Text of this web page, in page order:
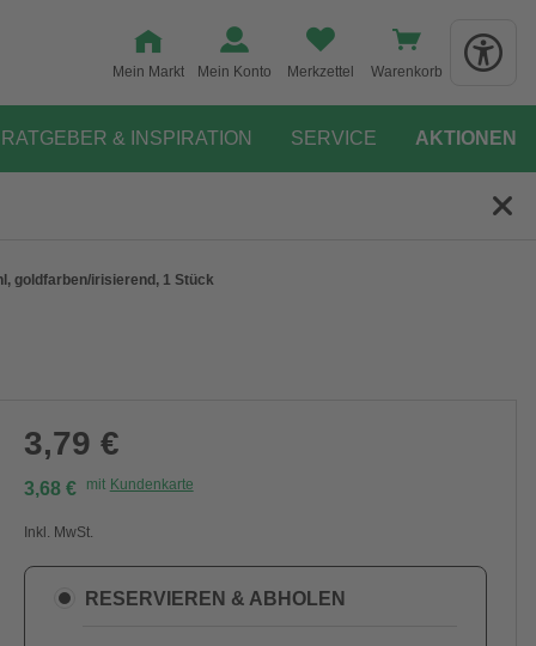
Mein Markt Mein Konto Merkzettel Warenkorb
RATGEBER & INSPIRATION SERVICE AKTIONEN
goldfarben/irisierend, 1 Stück
3,79 €
3,68 € mit Kundenkarte
Inkl. MwSt.
RESERVIEREN & ABHOLEN